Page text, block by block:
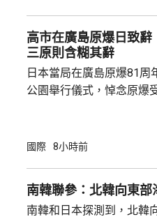
理，以及太空觀測技術等。 今次是敏昂萊
問中國、印度和老撾後，
高市在廣島原爆日致
三原則含糊其辭
日本當局在廣島原爆81周
公園舉行儀式，悼念原爆
為實現無核武世界而繼續不
持無核三原則，但並未明
持有關原則。 高市在儀式
國際 8小時前
南韓聯參：北韓向東
南韓和日本探測到，北韓